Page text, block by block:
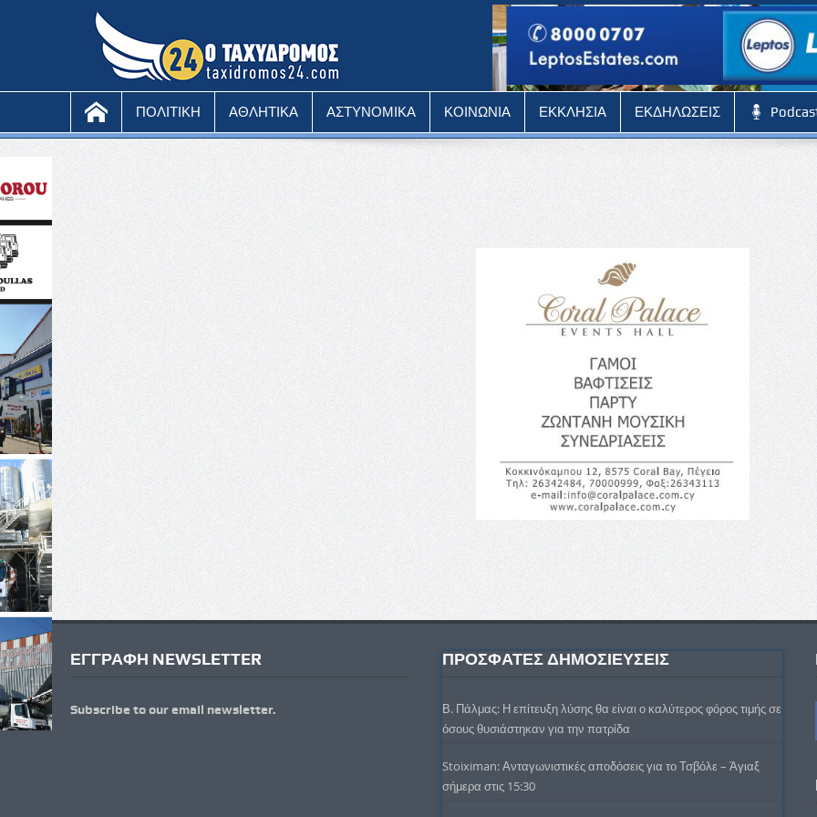
ΠΟΛΙΤΙΚΗ ΑΘΛΗΤΙΚΑ ΑΣΤΥΝΟΜΙΚΑ ΚΟΙΝΩΝΙΑ ΕΚΚΛΗΣΙΑ ΕΚΔΗΛΩΣΕΙΣ
ΕΓΓΡΑΦΗ NEWSLETTER
Subscribe to our email newsletter.
ΠΡΟΣΦΑΤΕΣ ΔΗΜΟΣΙΕΥΣΕΙΣ
Β. Πάλμας: Η επίτευξη λύσης θα είναι ο καλύτερος φόρος τιμής σε
όσους θυσιάστηκαν για την πατρίδα
Stoiximan: Ανταγωνιστικές αποδόσεις για το Τσβόλε – Άγιαξ
σήμερα στις 15:30